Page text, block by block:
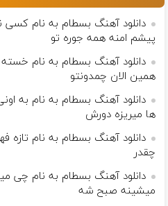
دانلود آهنگ بسطام به نام
پیشم امنه همه جوره تو
دانلود آهنگ بسطام به نام
همین الان چمدونتو
دانلود آهنگ بسطام به نام به
ها میریزه دورش
دانلود آهنگ بسطام به نام تازه
چقدر
دانلود آهنگ بسطام به نام چی
میشینه صبح شه